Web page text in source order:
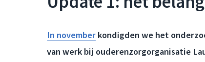
In november kondigden we het
van werk bij ouderenzorgorganisatie